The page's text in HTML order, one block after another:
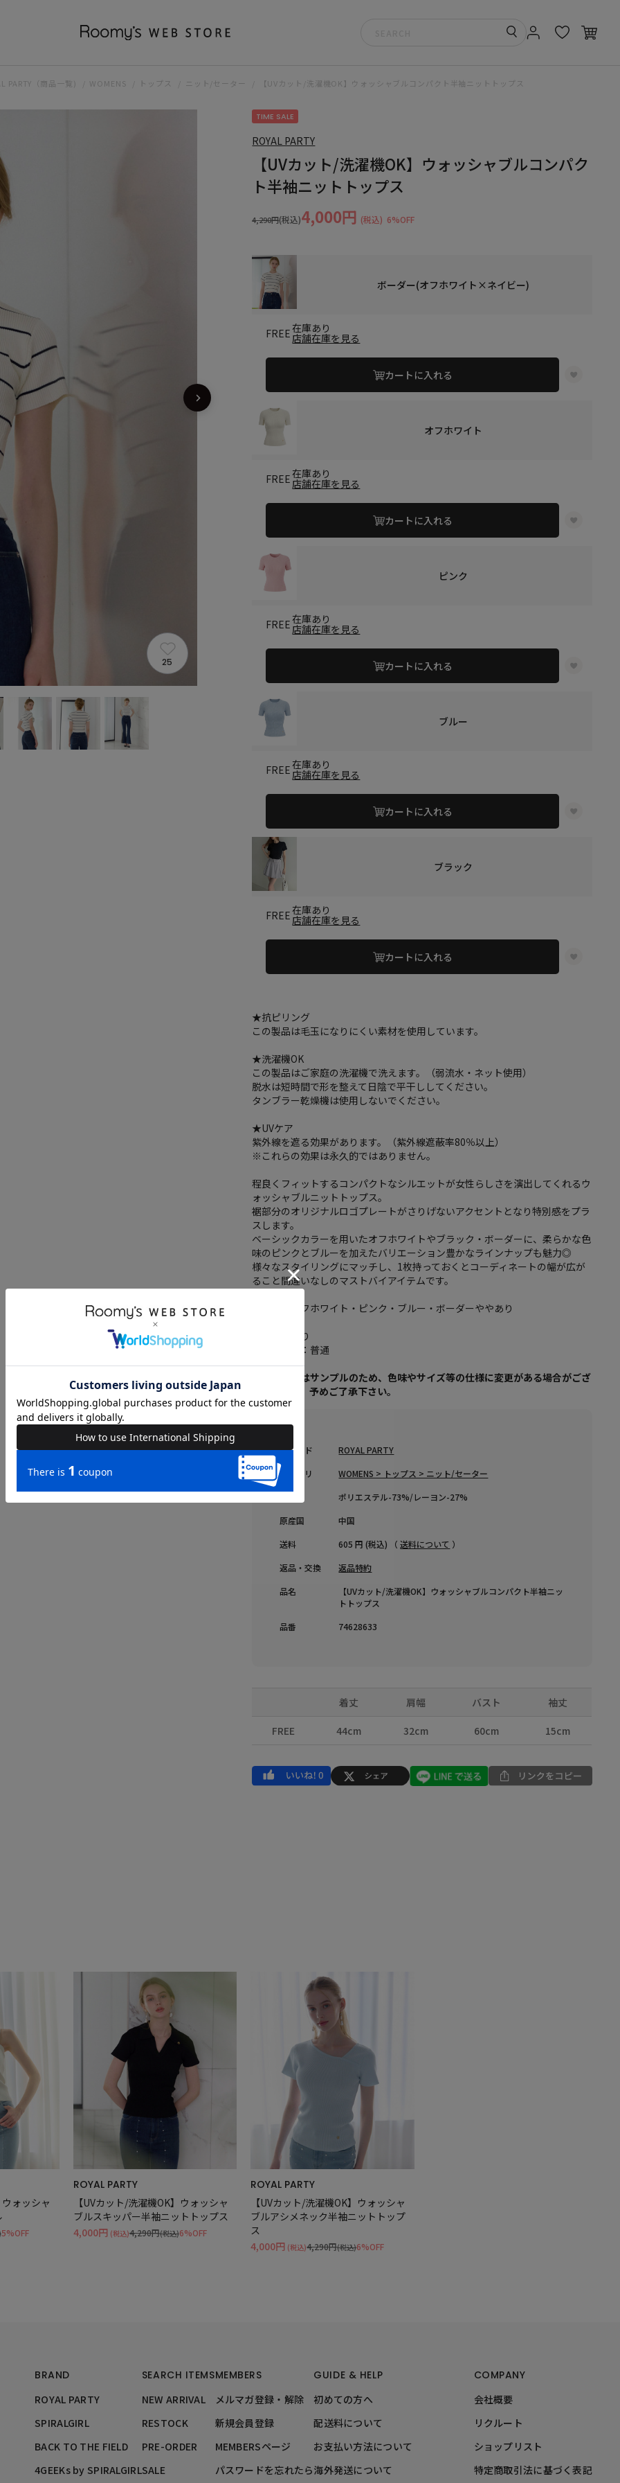
PARTY（商品一覧) WOMENS トップス ニット/セーター 【UVカット/洗濯機OK】ウォッシャブルコンパクト半袖ニットトップス
25
TIME SALE
ROYAL PARTY
【UVカット/洗濯機OK】ウォッシャブルコンパク
ト半袖ニットトップス
4,290円(税込)4,000円 (税込) 6%OFF
ボーダー(オフホワイト×ネイビー)
FREE在庫あり
店舗在庫を見る
カートに入れる
オフホワイト
FREE在庫あり
店舗在庫を見る
カートに入れる
ピンク
FREE在庫あり
店舗在庫を見る
カートに入れる
ブルー
FREE在庫あり
店舗在庫を見る
カートに入れる
ブラック
FREE在庫あり
店舗在庫を見る
カートに入れる
★抗ピリング
この製品は毛玉になりにくい素材を使用しています。
★洗濯機OK
この製品はご家庭の洗濯機で洗えます。（弱流水・ネット使用）
脱水は短時間で形を整えて日陰で平干ししてください。
タンブラー乾燥機は使用しないでください。
★UVケア
紫外線を遮る効果があります。（紫外線遮蔽率80％以上）
※これらの効果は永久的ではありません。
程良くフィットするコンパクトなシルエットが女性らしさを演出してくれるウ
ォッシャブルニットトップス。
裾部分のオリジナルロゴプレートがさりげないアクセントとなり特別感をプラ
スします。
ベーシックカラーを用いたオフホワイトやブラック・ボーダーに、柔らかな色
味のピンクとブルーを加えたバリエーション豊かなラインナップも魅力◎
様々なスタイリングにマッチし、1枚持っておくとコーディネートの幅が広が
ること間違いなしのマストバイアイテムです。
透け感：オフホワイト・ピンク・ブルー・ボーダーややあり
伸縮性：あり
生地の厚さ：普通
※商品画像はサンプルのため、色味やサイズ等の仕様に変更がある場合がござ
いますので、予めご了承下さい。
ブランド
ROYAL PARTY
カテゴリ
WOMENS > トップス > ニット/セーター
ポリエステル-73%/レーヨン-27%
原産国
中国
送料
605 円 (税込) （送料について ）
返品・交換
返品特約
品名
【UVカット/洗濯機OK】ウォッシャブルコンパクト半袖ニッ
トトップス
品番
74628633
着丈 肩幅 バスト 袖丈
FREE 44cm 32cm 60cm 15cm
ウォッシャ
5%OFF
ROYAL PARTY
【UVカット/洗濯機OK】ウォッシャ
ブルスキッパー半袖ニットトップス
4,000円 (税込)4,290円(税込)6%OFF
ROYAL PARTY
【UVカット/洗濯機OK】ウォッシャ
ブルアシメネック半袖ニットトップ
ス
4,000円 (税込)4,290円(税込)6%OFF
BRAND
ROYAL PARTY
SPIRALGIRL
BACK TO THE FIELD
4GEEKs by SPIRALGIRL
SEARCH ITEMS
NEW ARRIVAL
RESTOCK
PRE-ORDER
SALE
MEMBERS
メルマガ登録・解除
新規会員登録
MEMBERSページ
パスワードを忘れたら
GUIDE & HELP
初めての方へ
配送料について
お支払い方法について
海外発送について
COMPANY
会社概要
リクルート
ショップリスト
特定商取引法に基づく表記